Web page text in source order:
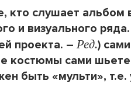
кто слушает альбом
и визуального
проекта. –Ред.)
костюмы сами
быть «мульти», т.е.